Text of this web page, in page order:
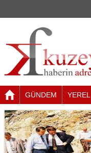
GÜNDEM YEREL